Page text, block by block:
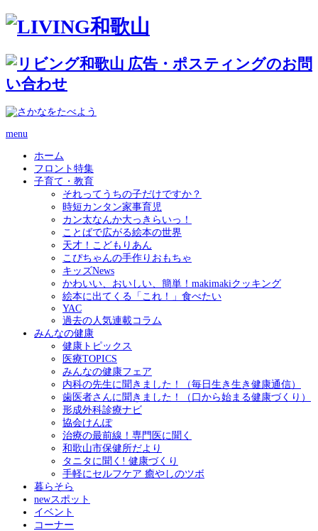
menu
ホーム
フロント特集
子育て・教育
それってうちの子だけですか？
時短カンタン家事育児
カン太なんか大っきらいっ！
ことばで広がる絵本の世界
天才！こどもりあん
こぴちゃんの手作りおもちゃ
キッズNews
かわいい、おいしい、簡単！makimakiクッキング
絵本に出てくる「これ！」食べたい
YAC
過去の人気連載コラム
みんなの健康
健康トピックス
医療TOPICS
みんなの健康フェア
内科の先生に聞きました！（毎日生き生き健康通信）
歯医者さんに聞きました！（口から始まる健康づくり）
形成外科診療ナビ
協会けんぽ
治療の最前線！専門医に聞く
和歌山市保健所だより
タニタに聞く! 健康づくり
手軽にセルフケア 癒やしのツボ
暮らそら
newスポット
イベント
コーナー